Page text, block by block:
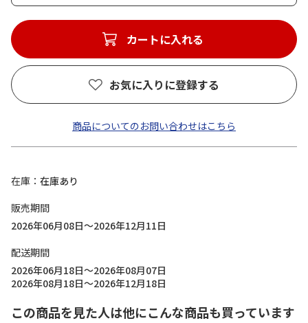
カートに入れる
お気に入りに登録する
商品についてのお問い合わせはこちら
在庫
在庫あり
販売期間
2026年06月08日～2026年12月11日
配送期間
2026年06月18日～2026年08月07日
2026年08月18日～2026年12月18日
この商品を見た人は他にこんな商品も買っています